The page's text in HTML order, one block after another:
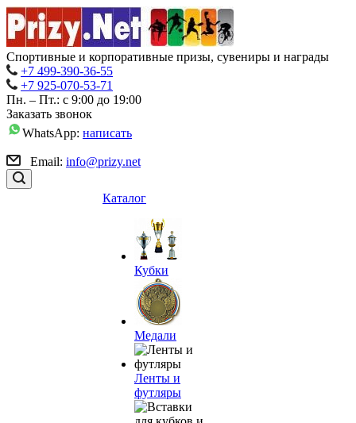
Спортивные и корпоративные призы, сувениры и награды
+7 499-390-36-55
+7 925-070-53-71
Пн. – Пт.: с 9:00 до 19:00
Заказать звонок
WhatsApp: написать
Email: info@prizy.net
Каталог
Кубки
Медали
Ленты и
футляры